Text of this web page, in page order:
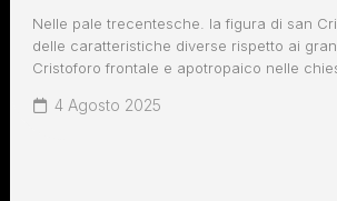
Nelle pale trecentesche. la figura di san
delle caratteristiche diverse rispetto ai
Cristoforo frontale e apotropaico nelle
4 Agosto 2025